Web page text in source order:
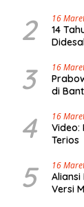
2 16
14
3 16
di
4 16
Video:
Terios
5 16
Aliansi
Versi